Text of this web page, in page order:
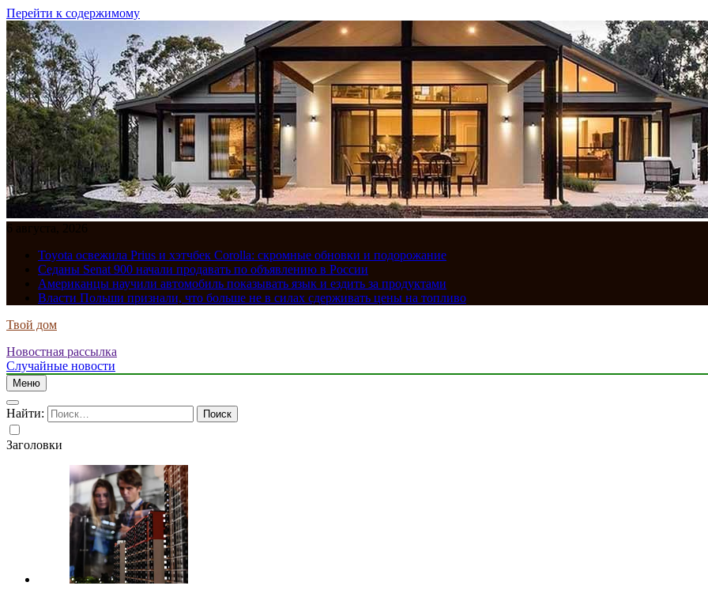
Перейти к содержимому
6 августа, 2026
Toyota освежила Prius и хэтчбек Corolla: скромные обновки и подорожание
Седаны Senat 900 начали продавать по объявлению в России
Американцы научили автомобиль показывать язык и ездить за продуктами
Власти Польши признали, что больше не в силах сдерживать цены на топливо
Твой дом
Новостная рассылка
Случайные новости
Меню
Найти:
Заголовки